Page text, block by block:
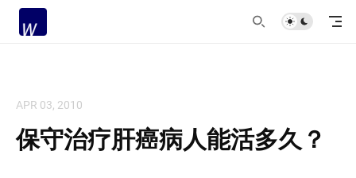
APR 03, 2010
保守治疗肝癌病人能活多久？